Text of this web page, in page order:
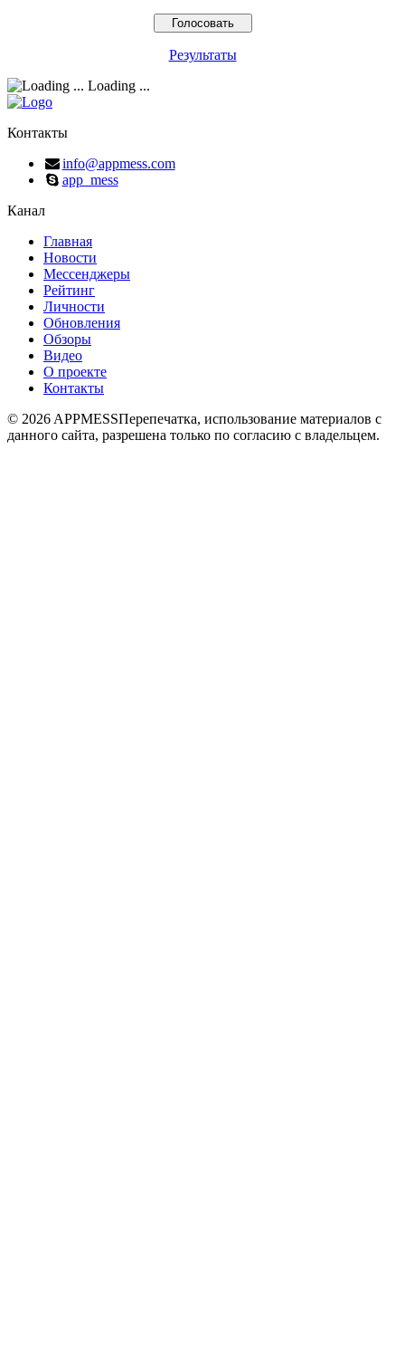
Результаты
Loading ...
Контакты
info@appmess.com
app_mess
Канал
Главная
Новости
Мессенджеры
Рейтинг
Личности
Обновления
Обзоры
Видео
О проекте
Контакты
© 2026 APPMESSПерепечатка, использование материалов с
данного сайта, разрешена только по согласию с владельцем.